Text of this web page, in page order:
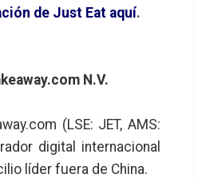
de Just Eat aquí.
N.V.
(LSE: JET, AMS:
digital internacional
líder fuera de China.